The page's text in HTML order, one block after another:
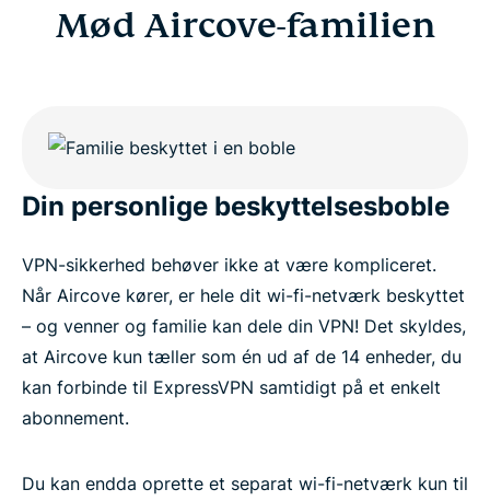
Mød Aircove-familien
Din personlige beskyttelsesboble
VPN-sikkerhed behøver ikke at være kompliceret.
Når Aircove kører, er hele dit wi-fi-netværk beskyttet
– og venner og familie kan dele din VPN! Det skyldes,
at Aircove kun tæller som én ud af de 14 enheder, du
kan forbinde til ExpressVPN samtidigt på et enkelt
abonnement.
Du kan endda oprette et separat wi-fi-netværk kun til